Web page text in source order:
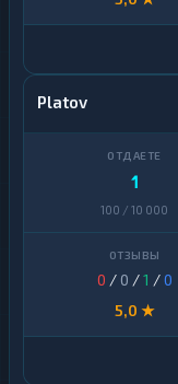
Platov
1
100 / 10 000
0 / 0 /1 /0
5,0 ★